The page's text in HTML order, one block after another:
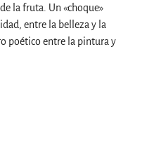
la fruta. Un «choque»
entre la belleza y la
poético entre la pintura y